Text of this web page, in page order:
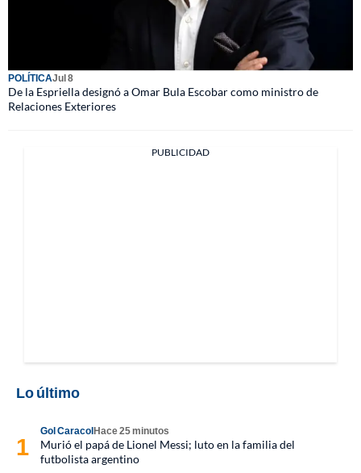
POLÍTICAJul 8
De la Espriella designó a Omar Bula Escobar como ministro de
Relaciones Exteriores
PUBLICIDAD
Lo último
Gol CaracolHace 25 minutos
Murió el papá de Lionel Messi; luto en la familia del
futbolista argentino